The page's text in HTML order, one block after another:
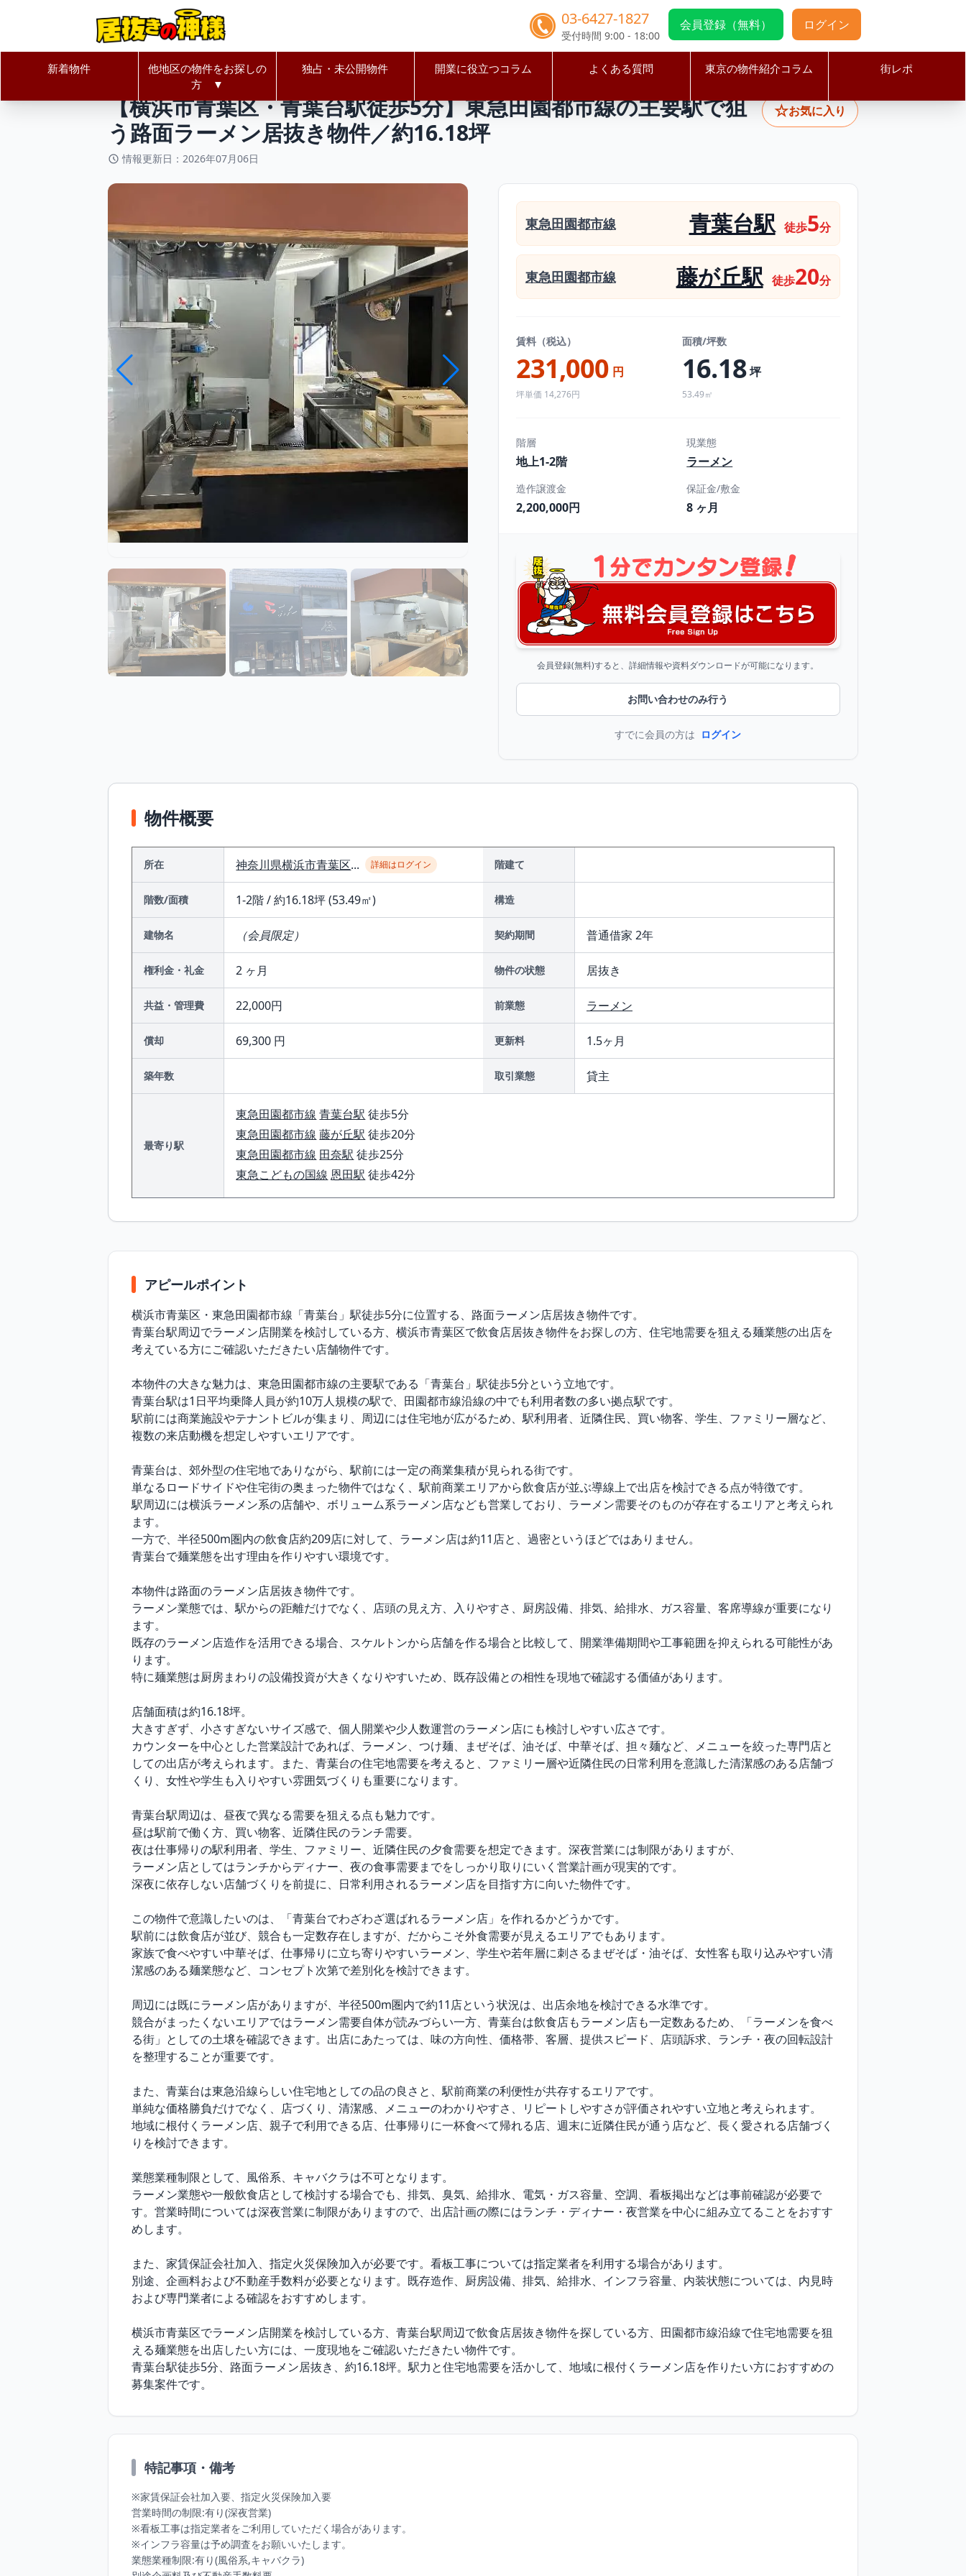
03-6427-1827
受付時間 9:00 - 18:00
会員登録（無料） ログイン
新着物件
他地区の物件をお探しの
方 ▼
独占・未公開物件 開業に役立つコラム よくある質問 東京の物件紹介コラム 街レポ
居抜きの神様Home 神奈川県 横浜市青葉区 【横浜市青葉区・青葉台駅徒歩5分】東急田園都市線の主要駅で狙う路面ラーメン居抜き物件／約16.18坪
【横浜市青葉区・青葉台駅徒歩5分】東急田園都市線の主要駅で狙
う路面ラーメン居抜き物件／約16.18坪
情報更新日：2026年07月06日
☆お気に入り
東急田園都市線 青葉台駅 徒歩5分
東急田園都市線 藤が丘駅 徒歩20分
賃料（税込）
231,000 円
坪単価 14,276円
面積/坪数
16.18坪
53.49㎡
階層
地上1-2階
現業態
ラーメン
造作譲渡金
2,200,000円
保証金/敷金
8 ヶ月
会員登録(無料)すると、詳細情報や資料ダウンロードが可能になります。
お問い合わせのみ行う
すでに会員の方は ログイン
物件概要
所在 神奈川県横浜市青葉区... 詳細はログイン 階建て
階数/面積 1-2階 / 約16.18坪 (53.49㎡) 構造
建物名 （会員限定） 契約期間 普通借家 2年
権利金・礼金 2 ヶ月 物件の状態 居抜き
共益・管理費 22,000円 前業態 ラーメン
償却 69,300 円 更新料 1.5ヶ月
築年数 取引業態 貸主
最寄り駅
東急田園都市線 青葉台駅 徒歩5分
東急田園都市線 藤が丘駅 徒歩20分
東急田園都市線 田奈駅 徒歩25分
東急こどもの国線 恩田駅 徒歩42分
アピールポイント
横浜市青葉区・東急田園都市線「青葉台」駅徒歩5分に位置する、路面ラーメン店居抜き物件です。
青葉台駅周辺でラーメン店開業を検討している方、横浜市青葉区で飲食店居抜き物件をお探しの方、住宅地需要を狙える麺業態の出店を
考えている方にご確認いただきたい店舗物件です。
本物件の大きな魅力は、東急田園都市線の主要駅である「青葉台」駅徒歩5分という立地です。
青葉台駅は1日平均乗降人員が約10万人規模の駅で、田園都市線沿線の中でも利用者数の多い拠点駅です。
駅前には商業施設やテナントビルが集まり、周辺には住宅地が広がるため、駅利用者、近隣住民、買い物客、学生、ファミリー層など、
複数の来店動機を想定しやすいエリアです。
青葉台は、郊外型の住宅地でありながら、駅前には一定の商業集積が見られる街です。
単なるロードサイドや住宅街の奥まった物件ではなく、駅前商業エリアから飲食店が並ぶ導線上で出店を検討できる点が特徴です。
駅周辺には横浜ラーメン系の店舗や、ボリューム系ラーメン店なども営業しており、ラーメン需要そのものが存在するエリアと考えられ
ます。
一方で、半径500m圏内の飲食店約209店に対して、ラーメン店は約11店と、過密というほどではありません。
青葉台で麺業態を出す理由を作りやすい環境です。
本物件は路面のラーメン店居抜き物件です。
ラーメン業態では、駅からの距離だけでなく、店頭の見え方、入りやすさ、厨房設備、排気、給排水、ガス容量、客席導線が重要になり
ます。
既存のラーメン店造作を活用できる場合、スケルトンから店舗を作る場合と比較して、開業準備期間や工事範囲を抑えられる可能性があ
ります。
特に麺業態は厨房まわりの設備投資が大きくなりやすいため、既存設備との相性を現地で確認する価値があります。
店舗面積は約16.18坪。
大きすぎず、小さすぎないサイズ感で、個人開業や少人数運営のラーメン店にも検討しやすい広さです。
カウンターを中心とした営業設計であれば、ラーメン、つけ麺、まぜそば、油そば、中華そば、担々麺など、メニューを絞った専門店と
しての出店が考えられます。また、青葉台の住宅地需要を考えると、ファミリー層や近隣住民の日常利用を意識した清潔感のある店舗づ
くり、女性や学生も入りやすい雰囲気づくりも重要になります。
青葉台駅周辺は、昼夜で異なる需要を狙える点も魅力です。
昼は駅前で働く方、買い物客、近隣住民のランチ需要。
夜は仕事帰りの駅利用者、学生、ファミリー、近隣住民の夕食需要を想定できます。深夜営業には制限がありますが、
ラーメン店としてはランチからディナー、夜の食事需要までをしっかり取りにいく営業計画が現実的です。
深夜に依存しない店舗づくりを前提に、日常利用されるラーメン店を目指す方に向いた物件です。
この物件で意識したいのは、「青葉台でわざわざ選ばれるラーメン店」を作れるかどうかです。
駅前には飲食店が並び、競合も一定数存在しますが、だからこそ外食需要が見えるエリアでもあります。
家族で食べやすい中華そば、仕事帰りに立ち寄りやすいラーメン、学生や若年層に刺さるまぜそば・油そば、女性客も取り込みやすい清
潔感のある麺業態など、コンセプト次第で差別化を検討できます。
周辺には既にラーメン店がありますが、半径500m圏内で約11店という状況は、出店余地を検討できる水準です。
競合がまったくないエリアではラーメン需要自体が読みづらい一方、青葉台は飲食店もラーメン店も一定数あるため、「ラーメンを食べ
る街」としての土壌を確認できます。出店にあたっては、味の方向性、価格帯、客層、提供スピード、店頭訴求、ランチ・夜の回転設計
を整理することが重要です。
また、青葉台は東急沿線らしい住宅地としての品の良さと、駅前商業の利便性が共存するエリアです。
単純な価格勝負だけでなく、店づくり、清潔感、メニューのわかりやすさ、リピートしやすさが評価されやすい立地と考えられます。
地域に根付くラーメン店、親子で利用できる店、仕事帰りに一杯食べて帰れる店、週末に近隣住民が通う店など、長く愛される店舗づく
りを検討できます。
業態業種制限として、風俗系、キャバクラは不可となります。
ラーメン業態や一般飲食店として検討する場合でも、排気、臭気、給排水、電気・ガス容量、空調、看板掲出などは事前確認が必要で
す。営業時間については深夜営業に制限がありますので、出店計画の際にはランチ・ディナー・夜営業を中心に組み立てることをおすす
めします。
また、家賃保証会社加入、指定火災保険加入が必要です。看板工事については指定業者を利用する場合があります。
別途、企画料および不動産手数料が必要となります。既存造作、厨房設備、排気、給排水、インフラ容量、内装状態については、内見時
および専門業者による確認をおすすめします。
横浜市青葉区でラーメン店開業を検討している方、青葉台駅周辺で飲食店居抜き物件を探している方、田園都市線沿線で住宅地需要を狙
える麺業態を出店したい方には、一度現地をご確認いただきたい物件です。
青葉台駅徒歩5分、路面ラーメン居抜き、約16.18坪。駅力と住宅地需要を活かして、地域に根付くラーメン店を作りたい方におすすめの
募集案件です。
特記事項・備考
※家賃保証会社加入要、指定火災保険加入要
営業時間の制限:有り(深夜営業)
※看板工事は指定業者をご利用していただく場合があります。
※インフラ容量は予め調査をお願いいたします。
業態業種制限:有り(風俗系,キャバクラ)